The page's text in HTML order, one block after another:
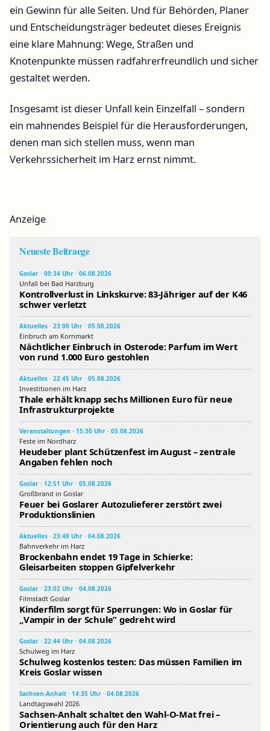
ein Gewinn für alle Seiten. Und für Behörden, Planer
und Entscheidungsträger bedeutet dieses Ereignis
eine klare Mahnung: Wege, Straßen und
Knotenpunkte müssen radfahrerfreundlich und sicher
gestaltet werden.
Insgesamt ist dieser Unfall kein Einzelfall – sondern
ein mahnendes Beispiel für die Herausforderungen,
denen man sich stellen muss, wenn man
Verkehrssicherheit im Harz ernst nimmt.
Anzeige
Neueste Beitraege
Goslar · 09:34 Uhr · 06.08.2026
Unfall bei Bad Harzburg
Kontrollverlust in Linkskurve: 83-Jähriger auf der K46
schwer verletzt
Aktuelles · 23:00 Uhr · 05.08.2026
Einbruch am Kornmarkt
Nächtlicher Einbruch in Osterode: Parfum im Wert
von rund 1.000 Euro gestohlen
Aktuelles · 22:45 Uhr · 05.08.2026
Investitionen im Harz
Thale erhält knapp sechs Millionen Euro für neue
Infrastrukturprojekte
Veranstaltungen · 15:30 Uhr · 05.08.2026
Feste im Nordharz
Heudeber plant Schützenfest im August – zentrale
Angaben fehlen noch
Goslar · 12:51 Uhr · 05.08.2026
Großbrand in Goslar
Feuer bei Goslarer Autozulieferer zerstört zwei
Produktionslinien
Aktuelles · 23:48 Uhr · 04.08.2026
Bahnverkehr im Harz
Brockenbahn endet 19 Tage in Schierke:
Gleisarbeiten stoppen Gipfelverkehr
Goslar · 23:02 Uhr · 04.08.2026
Filmstadt Goslar
Kinderfilm sorgt für Sperrungen: Wo in Goslar für
„Vampir in der Schule“ gedreht wird
Goslar · 22:44 Uhr · 04.08.2026
Schulweg im Harz
Schulweg kostenlos testen: Das müssen Familien im
Kreis Goslar wissen
Sachsen-Anhalt · 14:35 Uhr · 04.08.2026
Landtagswahl 2026
Sachsen-Anhalt schaltet den Wahl-O-Mat frei –
Orientierung auch für den Harz